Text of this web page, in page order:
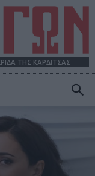
ΤΗΣ ΚΑΡΔΙΤΣΑΣ